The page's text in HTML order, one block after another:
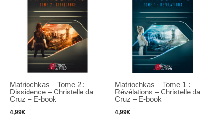
Matriochkas –Tome 2 :
Dissidence –Christelle da
Cruz – E-book
4,99€
Matriochkas –Tome 1 :
Révélations –Christelle da
Cruz – E-book
4,99€